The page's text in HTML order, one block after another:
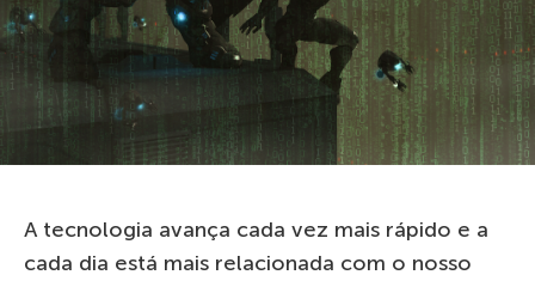
A tecnologia avança cada vez mais rápido e a
cada dia está mais relacionada com o nosso